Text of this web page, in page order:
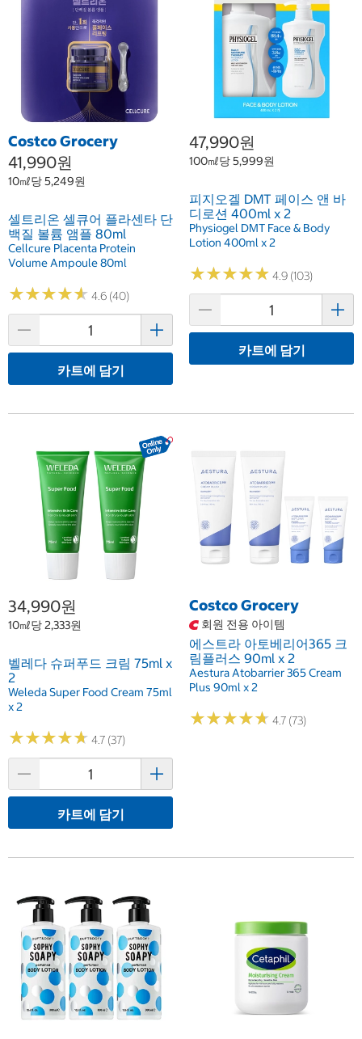
Costco Grocery
41,990원
10㎖당 5,249원
셀트리온 셀큐어 플라센타 단
백질 볼륨 앰플 80ml
Cellcure Placenta Protein
Volume Ampoule 80ml
★★★★★
★★★★★ 4.6 (40)
카트에 담기
47,990원
100㎖당 5,999원
피지오겔 DMT 페이스 앤 바
디로션 400ml x 2
Physiogel DMT Face & Body
Lotion 400ml x 2
★★★★★
★★★★★ 4.9 (103)
카트에 담기
34,990원
10㎖당 2,333원
벨레다 슈퍼푸드 크림 75ml x
2
Weleda Super Food Cream 75ml
x 2
★★★★★
★★★★★ 4.7 (37)
카트에 담기
Costco Grocery
회원 전용 아이템
에스트라 아토베리어365 크
림플러스 90ml x 2
Aestura Atobarrier 365 Cream
Plus 90ml x 2
★★★★★
★★★★★ 4.7 (73)